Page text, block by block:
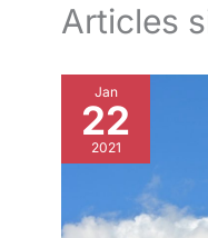
Articles
Jan
22
2021